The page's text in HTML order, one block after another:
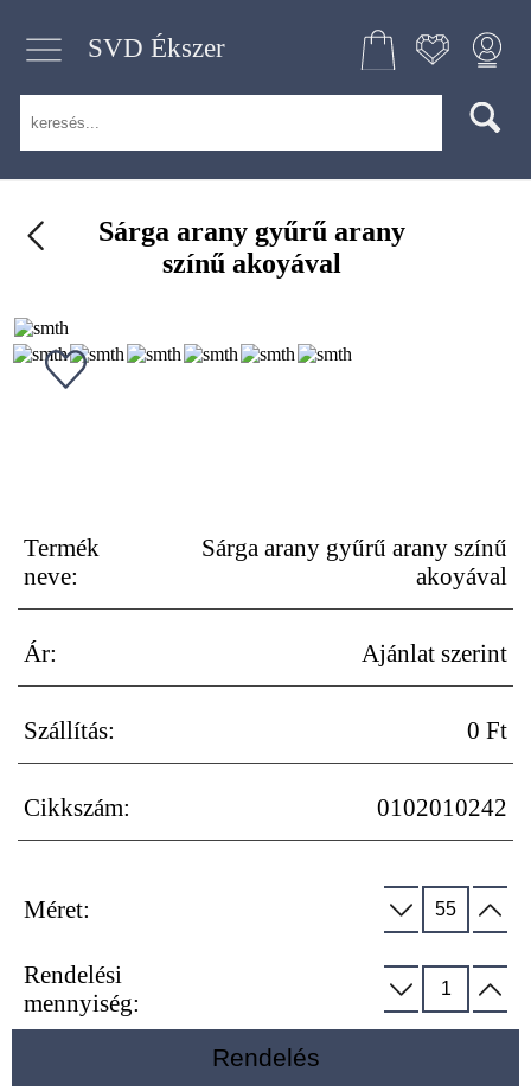
SVD Ékszer
Sárga arany gyűrű arany
színű akoyával
Termék
neve:
Sárga arany gyűrű arany színű
akoyával
Ár: Ajánlat szerint
Szállítás: 0 Ft
Cikkszám: 0102010242
Méret:
Rendelési
mennyiség:
Rendelés